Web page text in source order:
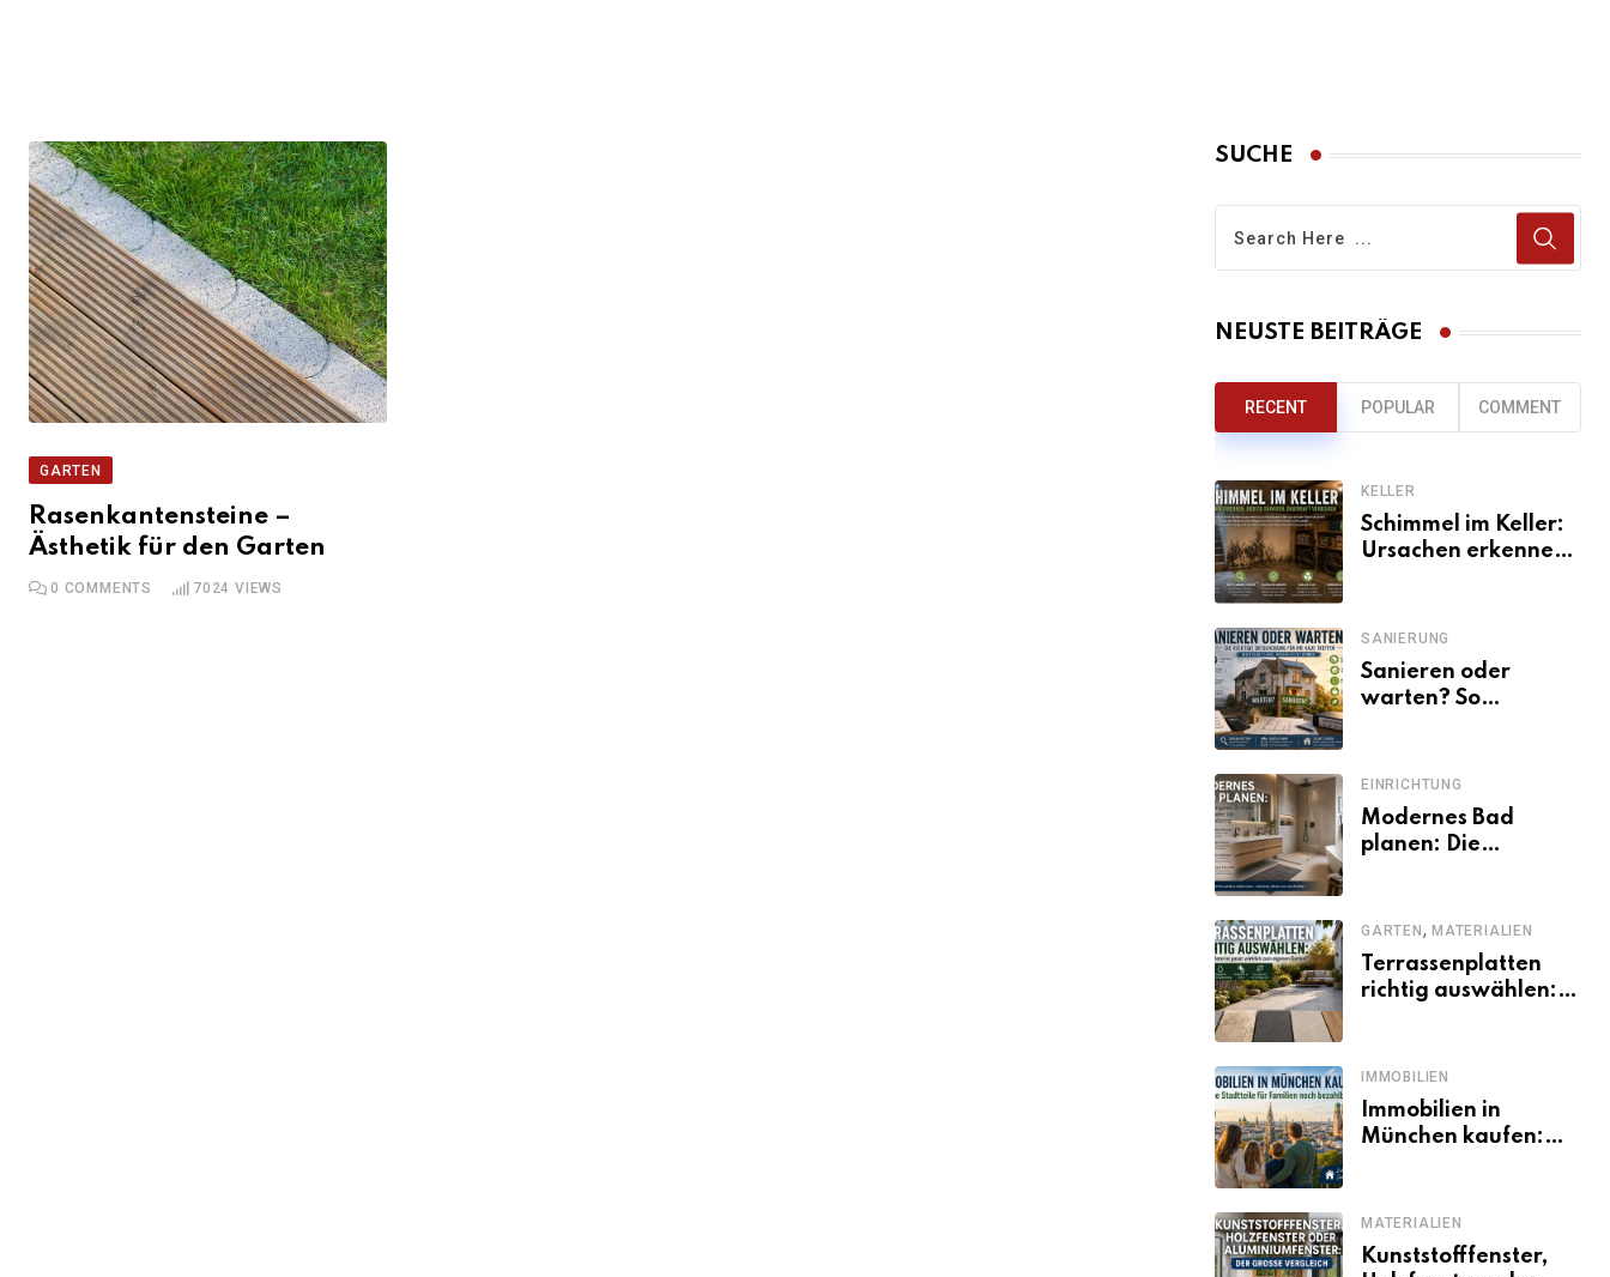
GARTEN
Rasenkantensteine –
Ästhetik für den Garten
0 COMMENTS 7024 VIEWS
SUCHE
NEUSTE BEITRÄGE
RECENT POPULAR COMMENT
KELLER
Schimmel im Keller:
Ursachen erkennen
SANIERUNG
Sanieren oder
warten? So
unsicherer Kosten,
Zinsen und
Förderbedingungen
EINRICHTUNG
Modernes Bad
planen: Die
Umsetzung
GARTEN, MATERIALIEN
Terrassenplatten
richtig auswählen:
eigenen Garten?
IMMOBILIEN
Immobilien in
München kaufen:
bezahlbar sind
MATERIALIEN
Kunststofffenster,